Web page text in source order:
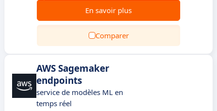
En savoir plus
Comparer
AWS Sagemaker
endpoints
service de modèles ML en
temps réel